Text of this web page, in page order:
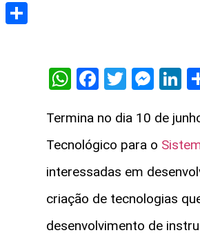
WhatsApp
Facebook
Twitter
Termina no dia 10 de
Tecnológico para o
interessadas em
criação de tecnologias
desenvolvimento de
LinkedIn